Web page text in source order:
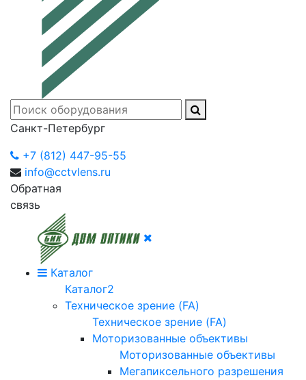
Санкт-Петербург
+7 (812) 447-95-55
info@cctvlens.ru
Обратная
связь
Каталог
Каталог2
Техническое зрение (FA)
Техническое зрение (FA)
Моторизованные объективы
Моторизованные объективы
Мегапиксельного разрешения